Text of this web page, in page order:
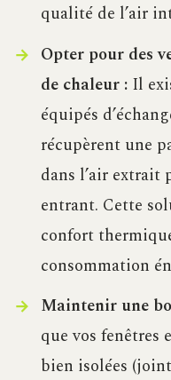
qualité de l’air
Opter pour des
de chaleur :Il
équipés
récupèrent une
dans l’air extrait
entrant. Cette
confort
consommation
Maintenir une
que vos fenêtres
bien isolées